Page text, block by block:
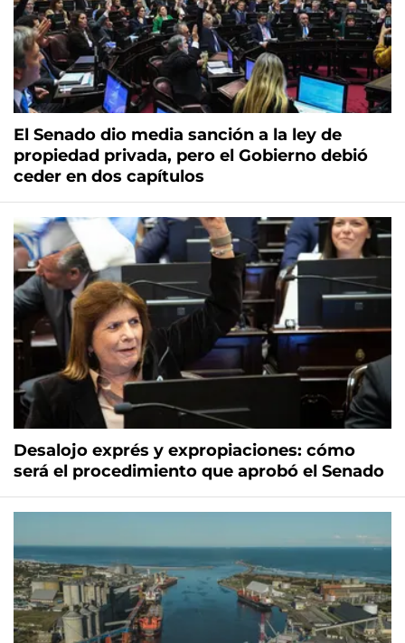
El Senado dio media sanción a la ley de
propiedad privada, pero el Gobierno debió
ceder en dos capítulos
Desalojo exprés y expropiaciones: cómo
será el procedimiento que aprobó el Senado